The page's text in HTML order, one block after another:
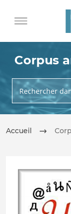
Corpus
Rechercher
Accueil